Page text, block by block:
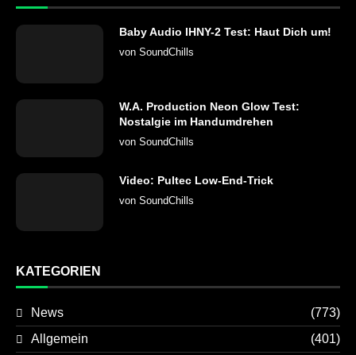
Baby Audio IHNY-2 Test: Haut Dich um!
von SoundChills
W.A. Production Neon Glow Test:
Nostalgie im Handumdrehen
von SoundChills
Video: Pultec Low-End-Trick
von SoundChills
KATEGORIEN
News
(773)
Allgemein
(401)